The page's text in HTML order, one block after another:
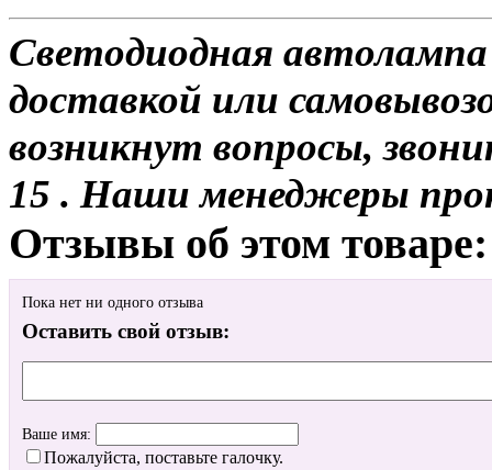
Светодиодная
доставкой или
возникнут вопросы,
15 . Наши менеджеры
Отзывы об этом товаре:
Пока нет ни одного отзыва
Оставить свой отзыв:
Ваше имя:
Пожалуйста, поставьте галочку.